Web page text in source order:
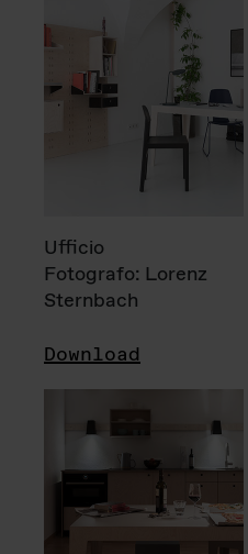
Ufficio
Fotografo: Lorenz
Sternbach
Download